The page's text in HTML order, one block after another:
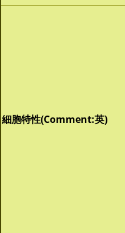
細胞特性(Comment:英)